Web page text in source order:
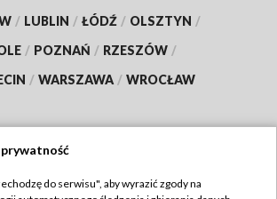
/ LUBLIN / ŁÓDŹ / OLSZTYN /
/ POZNAŃ / RZESZÓW /
/ WARSZAWA / WROCŁAW
do serwisu", aby wyrazić zgody na